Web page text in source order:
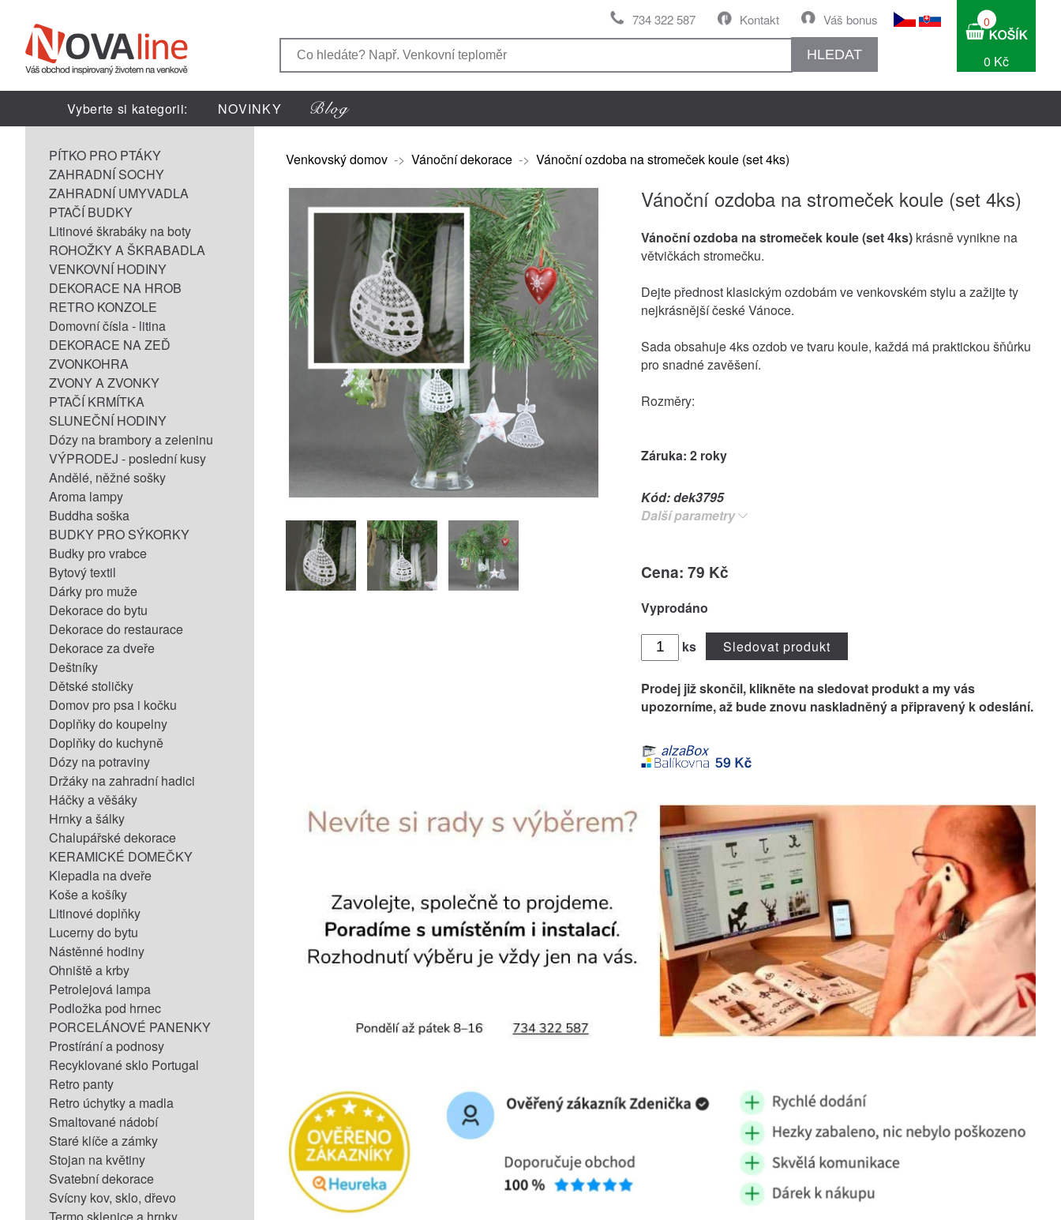
Váš bonus
Kontakt
734 322 587
HLEDAT
0
0 Kč
Vyberte si kategorii: NOVINKY
PÍTKO PRO PTÁKY
ZAHRADNÍ SOCHY
ZAHRADNÍ UMYVADLA
PTAČÍ BUDKY
Litinové škrabáky na boty
ROHOŽKY A ŠKRABADLA
VENKOVNÍ HODINY
DEKORACE NA HROB
RETRO KONZOLE
Domovní čísla - litina
DEKORACE NA ZEĎ
ZVONKOHRA
ZVONY A ZVONKY
PTAČÍ KRMÍTKA
SLUNEČNÍ HODINY
Dózy na brambory a zeleninu
VÝPRODEJ - poslední kusy
Andělé, něžné sošky
Aroma lampy
Buddha soška
BUDKY PRO SÝKORKY
Budky pro vrabce
Bytový textil
Dárky pro muže
Dekorace do bytu
Dekorace do restaurace
Dekorace za dveře
Deštníky
Dětské stoličky
Domov pro psa i kočku
Doplňky do koupelny
Doplňky do kuchyně
Dózy na potraviny
Držáky na zahradní hadici
Háčky a věšáky
Hrnky a šálky
Chalupářské dekorace
KERAMICKÉ DOMEČKY
Klepadla na dveře
Koše a košíky
Litinové doplňky
Lucerny do bytu
Nástěnné hodiny
Ohniště a krby
Petrolejová lampa
Podložka pod hrnec
PORCELÁNOVÉ PANENKY
Prostírání a podnosy
Recyklované sklo Portugal
Retro panty
Retro úchytky a madla
Smaltované nádobí
Staré klíče a zámky
Stojan na květiny
Svatební dekorace
Svícny kov, sklo, dřevo
Venkovský domov -> Vánoční dekorace -> Vánoční ozdoba na stromeček koule (set 4ks)
Vánoční ozdoba na stromeček koule (set 4ks)
Vánoční ozdoba na stromeček koule (set 4ks) krásně vynikne na
větvičkách stromečku.
Dejte přednost klasickým ozdobám ve venkovském stylu a zažijte ty
nejkrásnější české Vánoce.
Sada obsahuje 4ks ozdob ve tvaru koule, každá má praktickou šňůrku
pro snadné zavěšení.
Rozměry:
Záruka: 2 roky
Kód:dek3795
Další parametry
Cena: 79 Kč
Vyprodáno
ks Sledovat produkt
Prodej již skončil, klikněte nasledovat produkta my vás
upozorníme, až bude znovu naskladněný a připravený k odeslání.